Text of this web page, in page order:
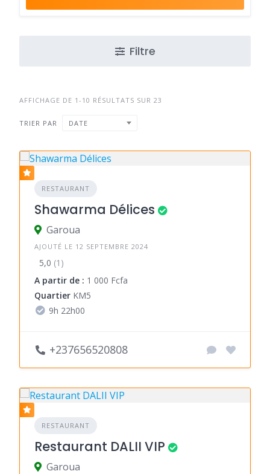
Filtre
AFFICHAGE DE 1-10 RÉSULTATS SUR 23
TRIER PAR DATE
RESTAURANT
Shawarma Délices
Garoua
AJOUTÉ LE 12 SEPTEMBRE 2024
5,0 (1)
A partir de : 1 000 Fcfa
Quartier KM5
9h 22h00
+237656520808
RESTAURANT
Restaurant DALII VIP
Garoua